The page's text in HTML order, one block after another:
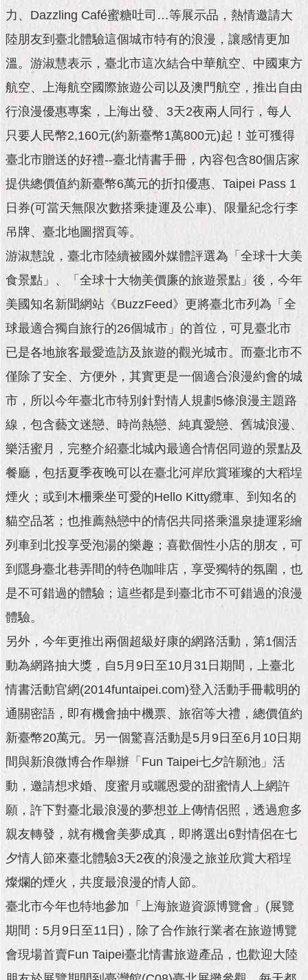
發
臺
北
動
主
題
館
與
民
動
動
主
館
首
頁
網
導
覽
English
常
見
答
即
時
聞
澄
清
雙
語
詞
台
北
通
陳
情
統
公
民
力、Dazzling Café蜜糖吐司…等展示品，熱情邀請大
陸朋友到臺北體驗這個城市特有的浪漫，讓感情更加
溫。游淑慧表示，臺北市這次結合中華航空、中國東方
航空、上海航空國際旅遊公司以及澳門航空，推出自由
行浪漫優惠專案，上海出發、3天2夜兩人同行，每人
只要人民幣2,160元(約新臺幣1萬800元)起！並可獲得
臺北市贈送的好禮--臺北情書手冊，內容包含80個店家
提供總價值約新臺幣6萬元的折扣優惠、Taipei Pass 1
日券(可當天無限次數搭乘捷運及公車)、限量紀念行李
吊牌、臺北地圖摺頁等。
游淑慧說，臺北市陸續被國外媒體評選為「全球十大美
食景點」、「全球十大物美價廉的旅遊景點」後，今年
美國知名新聞網站《BuzzFeed》更將臺北市列為「全
球最適合獨自旅行的26個城市」的首位，可見臺北市
已是各地旅客最愛造訪及旅遊的觀光城市。而臺北市不
僅除了安全、方便外，其實更是一個適合浪漫約會的城
市，所以今年臺北市特別針對情人規劃5條浪漫主題路
線，包含藝文迷戀、時尚熱戀、純真愛戀、舊城浪漫、
樂活蜜月，完整介紹臺北城內最適合情侶同遊的景點及
餐廳，包括夏季夜晚可以在臺北河岸欣賞璀璨的大稻埕
煙火；或到木柵乘坐可愛的Hello Kitty纜車、到知名的
貓空品茗；也推薦熱戀中的情侶共同搭乘溫泉捷運彩繪
列車到北投享受泡湯的樂趣；喜歡個性小店的朋友，可
到隱身臺北巷弄間的特色咖啡店，享受獨特的氛圍，也
是不可錯過的體驗；這些都是到臺北市不可錯過的浪漫
體驗。
另外，今年更推出兩個超級好康的網路活動，第1個活
動為網路抽大獎，自5月9日至10月31日期間，上臺北
情書活動官網(2014funtaipei.com)登入活動手冊載明的
通關密語，即有機會抽中機票、旅宿等大禮，總價值約
新臺幣20萬元。另一個驚喜活動是5月9日至6月10日期
間與新浪微博合作舉辦「Fun Taipei七夕許願池」活
動，邀請想求婚、度蜜月或曬恩愛的甜蜜情人上網許
願，許下對臺北最浪漫的夢想並上傳情侶照，透過愈多
親友轉發，就有機會美夢成真，即將選出6對情侶在七
夕情人節來臺北體驗3天2夜的浪漫之旅並欣賞大稻埕
燦爛的煙火，共度最浪漫的情人節。
臺北市今年也特地參加「上海旅遊資源博覽會」(展覽
期間：5月9日至11日)，除了合作旅行業者在旅遊博覽
會現場首賣Fun Taipei臺北情書旅遊產品，也歡迎大陸